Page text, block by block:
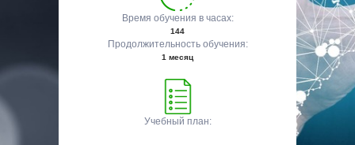
Время обучения в часах:
144
Продолжительность обучения:
1 месяц
Учебный план: